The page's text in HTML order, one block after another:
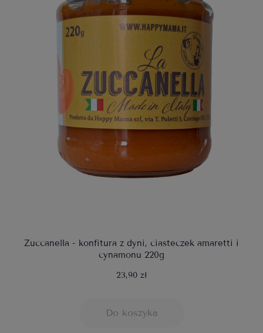
Zuccanella - konfitura z dyni, ciasteczek amaretti i
cynamonu 220g
23,90 zł
Do koszyka